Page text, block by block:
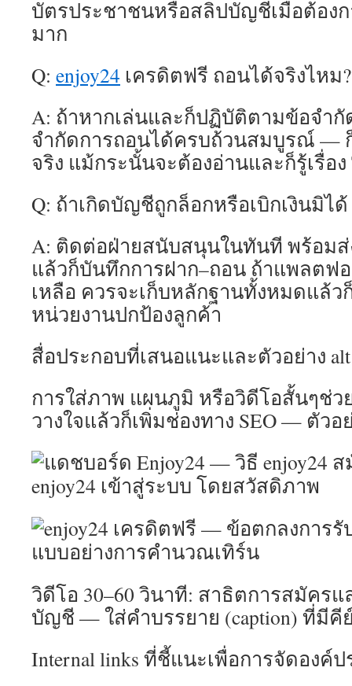
บัตรประชาชนหรือสลิปบัญชีเมื่อต้องก
มาก
Q: enjoy24 เครดิตฟรี ถอนได้จริงไหม?
A: ถ้าหากเล่นและก็ปฏิบัติตามข้อจำ
จำกัดการถอนได้ครบถ้วนสมบูรณ์ —
จริง แม้กระนั้นจะต้องอ่านและก็รู้เรื่อ
Q: ถ้าเกิดบัญชีถูกล็อกหรือเบิกเงินมิไ
A: ติดต่อฝ่ายสนับสนุนในทันที พร้อม
แล้วก็บันทึกการฝาก–ถอน ถ้าแพลตฟ
เหลือ ควรจะเก็บหลักฐานทั้งหมดแล้ว
หน่วยงานปกป้องลูกค้า
สื่อประกอบที่เสนอแนะและตัวอย่าง alt
การใส่ภาพ แผนภูมิ หรือวิดีโอสั้นๆช่
วางใจแล้วก็เพิ่มช่องทาง SEO — ตัวอ
วิดีโอ 30–60 วินาที: สาธิตการสมัครแ
บัญชี — ใส่คำบรรยาย (caption) ที่มีคี
Internal links ที่ชี้แนะเพื่อการจัดองค์